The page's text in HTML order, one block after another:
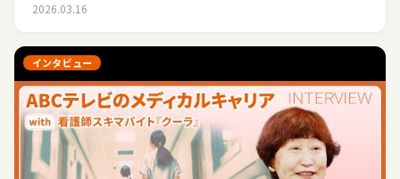
2026.03.16
インタビュー